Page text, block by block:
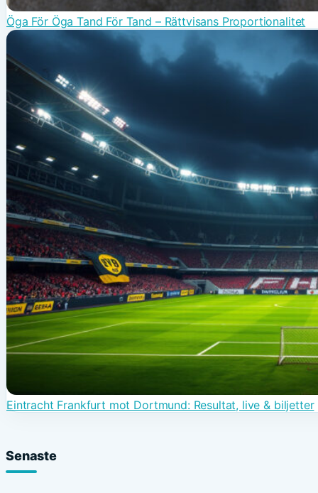
Öga För Öga Tand För Tand – Rättvisans Proportionalitet
Eintracht Frankfurt mot Dortmund: Resultat, live & biljetter
Senaste